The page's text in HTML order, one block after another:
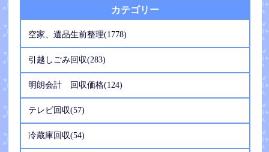
カテゴリー
空家、遺品生前整理(1778)
引越しごみ回収(283)
明朗会計 回収価格(124)
テレビ回収(57)
冷蔵庫回収(54)